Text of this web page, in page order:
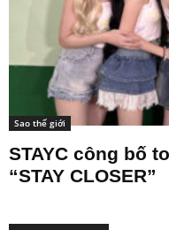
Sao thế giới
STAYC công bố
“STAY CLOSER”